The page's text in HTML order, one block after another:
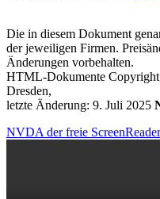
Die in diesem Dokument
der jeweiligen Firmen.
Änderungen vorbehalten.
HTML-Dokumente
Dresden,
letzte Änderung: 9. Juli 2025
NVDA der freie ScreenReader